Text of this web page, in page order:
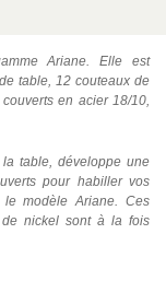
Ariane. Elle est
table, 12 couteaux de
en acier 18/10,
table, développe une
pour habiller vos
modèle Ariane. Ces
nickel sont à la fois